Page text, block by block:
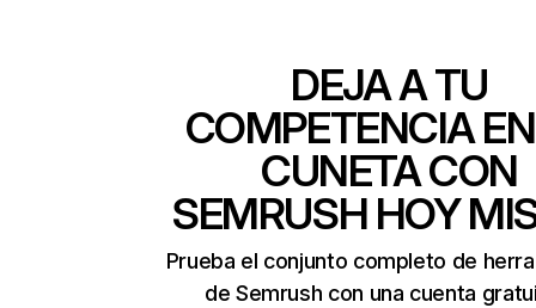
DEJA A TU
COMPETENCIA
CUNETA CON
SEMRUSH HOY
Prueba el conjunto completo de
de Semrush con una cuenta